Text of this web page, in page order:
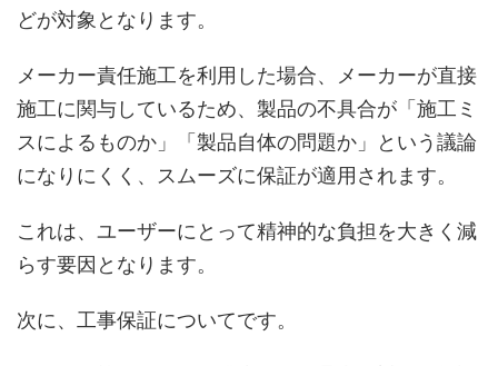
どが対象となります。
メーカー責任施工を利用した場合、メーカーが直接
施工に関与しているため、製品の不具合が「施工ミ
スによるものか」「製品自体の問題か」という議論
になりにくく、スムーズに保証が適用されます。
これは、ユーザーにとって精神的な負担を大きく減
らす要因となります。
次に、工事保証についてです。